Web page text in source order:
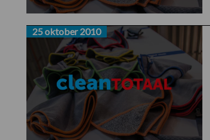
25 oktober 2010